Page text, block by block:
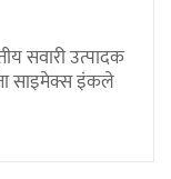
सवारी उत्पादक
साइमेक्स इंकले